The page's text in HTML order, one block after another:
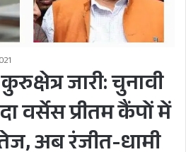
जारी: चुनावी
वर्सेस प्रीतम कैंपों में